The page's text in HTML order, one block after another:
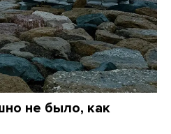
не было, как